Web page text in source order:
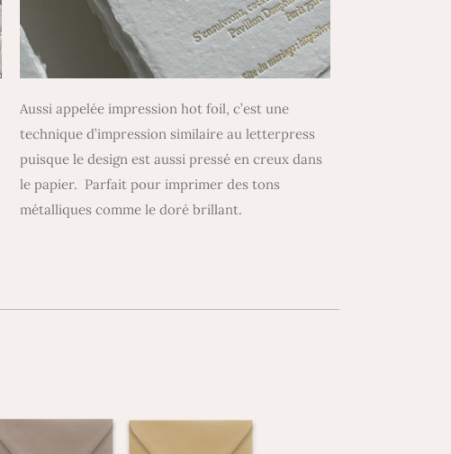
Aussi appelée impression hot foil, c’est une
technique d’impression similaire au letterpress
puisque le design est aussi pressé en creux dans
le papier. Parfait pour imprimer des tons
métalliques comme le doré brillant.